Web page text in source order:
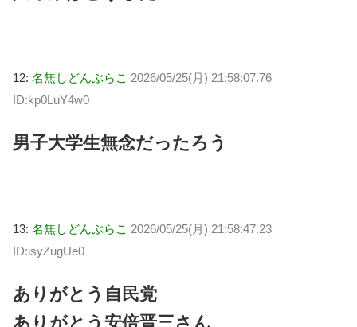
12: 名無しどんぶらこ 2026/05/25(月) 21:58:07.76
ID:kp0LuY4w0
男子大学生無念だったろう
13: 名無しどんぶらこ 2026/05/25(月) 21:58:47.23
ID:isyZugUe0
ありがとう自民党
ありがとう安倍晋三さん